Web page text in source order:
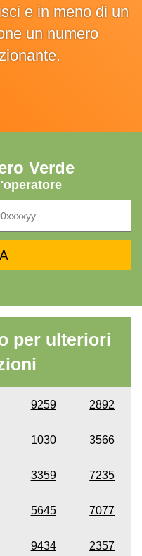
e in meno di un
un numero
Verde
per ulteriori
9259 2892
1030 3566
3359 7235
5645 7077
9434 2357